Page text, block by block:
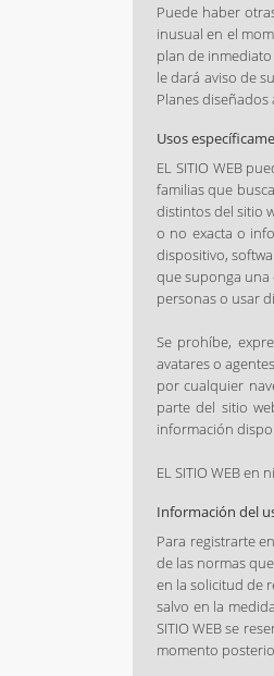
Puede haber
inusual en el
plan de
le dará aviso de
Planes diseñados
Usos
EL SITIO WEB
familias que
distintos del sitio
o no exacta o
dispositivo,
que suponga una
personas o usar
Se prohíbe,
avatares o
por cualquier
parte del sitio
información
EL SITIO WEB
Información del
Para registrarte
de las normas
en la solicitud de
salvo en la
SITIO WEB se
momento